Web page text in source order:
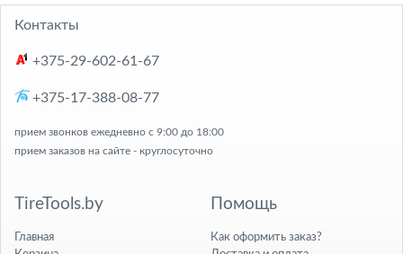
Контакты
+375-29-602-61-67
+375-17-388-08-77
прием звонков ежедневно с 9:00 до 18:00
прием заказов на сайте - круглосуточно
TireTools.by
Главная
Помощь
Как оформить заказ?